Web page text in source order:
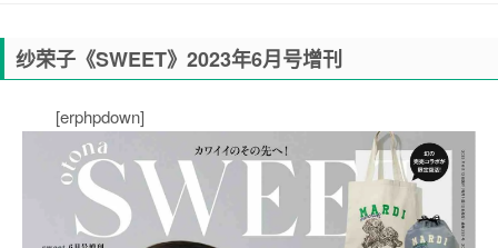
纱荣子《SWEET》2023年6月号增刊
[erphpdown]